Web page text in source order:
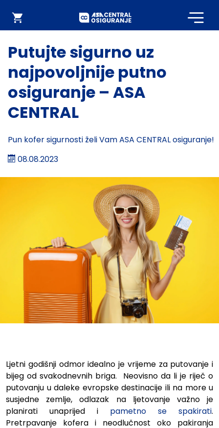
Webshop
Putujte sigurno uz
najpovoljnije putno
osiguranje – ASA
CENTRAL
Pun kofer sigurnosti želi Vam ASA CENTRAL osiguranje!
08.08.2023
Putujte sigurno uz
Ljetni godišnji odmor idealno je vrijeme za putovanje i
bijeg od svakodnevnih briga. Neovisno da li je riječ o
putovanju u daleke evropske destinacije ili na more u
susjedne zemlje, odlazak na ljetovanje važno je
planirati unaprijed i pametno se spakirati.
Pretrpavanje kofera i neodlučnost oko pakiranja